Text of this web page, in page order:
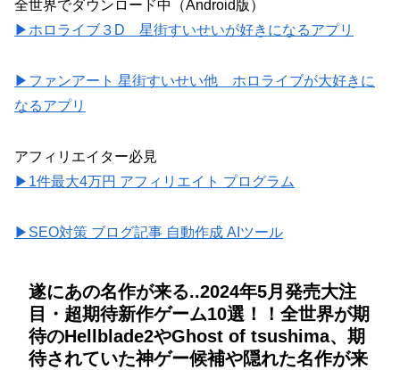
全世界でダウンロード中（Android版）
▶ホロライブ３D 星街すいせいが好きになるアプリ
▶ファンアート 星街すいせい他 ホロライブが大好きに
なるアプリ
アフィリエイター必見
▶1件最大4万円 アフィリエイト プログラム
▶SEO対策 ブログ記事 自動作成 AIツール
遂にあの名作が来る..2024年5月発売大注
目・超期待新作ゲーム10選！！全世界が期
待のHellblade2やGhost of tsushima、期
待されていた神ゲー候補や隠れた名作が来